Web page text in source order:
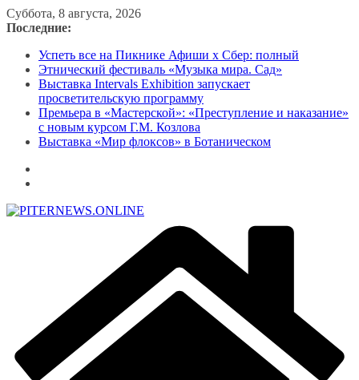
Перейти
к
Суббота, 8 августа, 2026
Последние:
Успеть все на Пикнике Афиши x Сбер: полный
Этнический фестиваль «Музыка мира. Сад»
Выставка Intervals Exhibition запускает
просветительскую программу
Премьера в «Мастерской»: «Преступление и наказание»
с новым курсом Г.М. Козлова
Выставка «Мир флоксов» в Ботаническом